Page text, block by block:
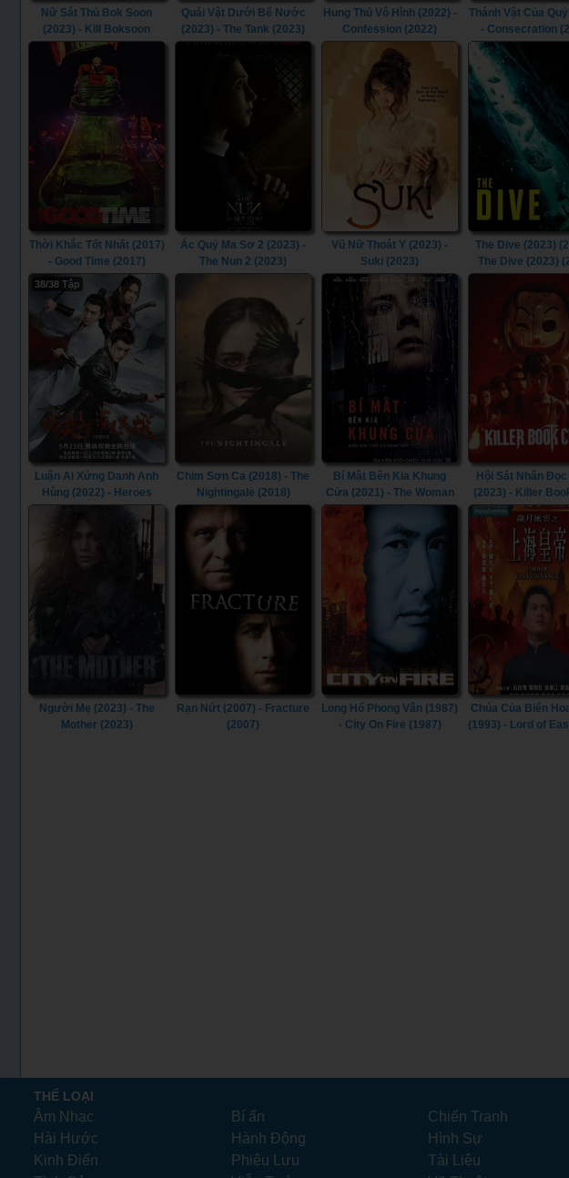
Nữ Sát Thủ Bok Soon
(2023) - Kill Boksoon
(2023)
Quái Vật Dưới Bể Nước
(2023) - The Tank (2023)
Hung Thủ Vô Hình (2022) -
Confession (2022)
Thánh Vật Của
- Consecration
Thời Khắc Tốt Nhất (2017)
- Good Time (2017)
Ác Quỷ Ma Sơ 2 (2023) -
The Nun 2 (2023)
Vũ Nữ Thoát Y (2023) -
Suki (2023)
The Dive (2023)
The Dive (2023)
38/38 Tập
Luận Ai Xứng Danh Anh
Hùng (2022) - Heroes
Chim Sơn Ca (2018) - The
Nightingale (2018)
Bí Mật Bên Kia Khung
Cửa (2021) - The Woman
in the Window (2021)
Hội Sát Nhân
(2023) - Killer
(2023)
Người Mẹ (2023) - The
Mother (2023)
Rạn Nứt (2007) - Fracture
(2007)
Long Hổ Phong Vân (1987)
- City On Fire (1987)
Chúa Của Biển
(1993) - Lord of
THỂ LOẠI
Âm Nhạc Bí ẩn Chiến Tranh
Hài Hước
Hành Động Hình Sự
Kinh Điển
Phiêu Lưu Tài Liệu